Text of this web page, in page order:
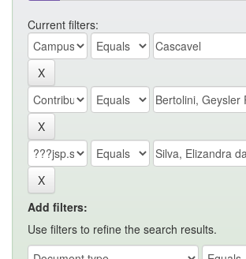
Current filters:
Add filters:
Use filters to refine the search results.